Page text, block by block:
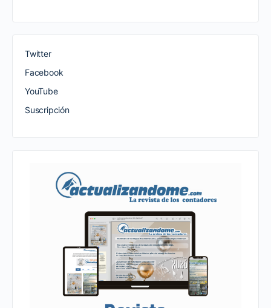
Twitter
Facebook
YouTube
Suscripción